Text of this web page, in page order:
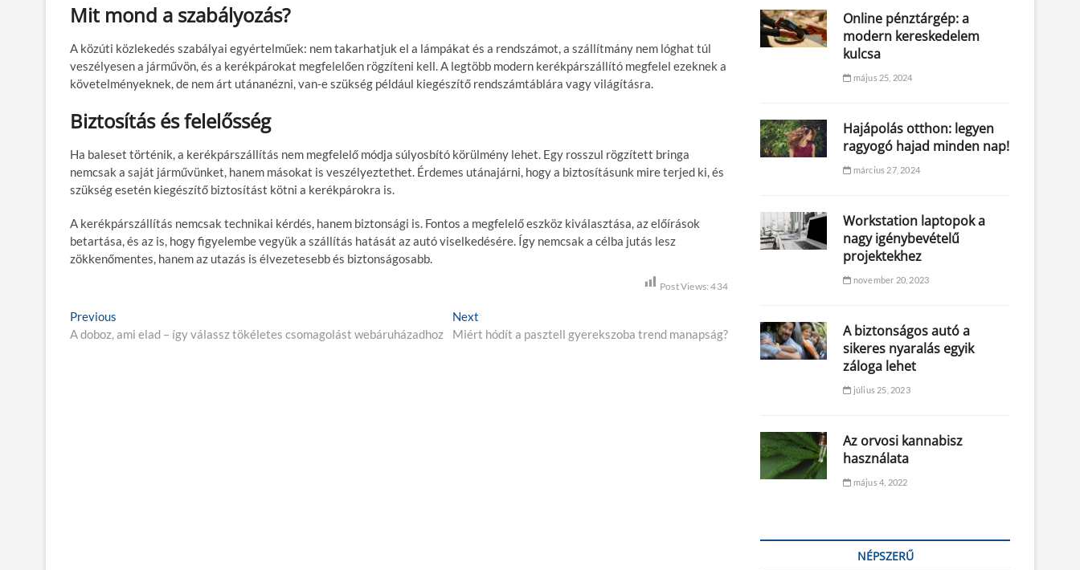
Mit mond a szabályozás?
A közúti közlekedés szabályai egyértelműek: nem takarhatjuk el a lámpákat és a rendszámot, a szállítmány nem lóghat túl
veszélyesen a járművön, és a kerékpárokat megfelelően rögzíteni kell. A legtöbb modern kerékpárszállító megfelel ezeknek a
követelményeknek, de nem árt utánanézni, van-e szükség például kiegészítő rendszámtáblára vagy világításra.
Biztosítás és felelősség
Ha baleset történik, a kerékpárszállítás nem megfelelő módja súlyosbító körülmény lehet. Egy rosszul rögzített bringa
nemcsak a saját járművünket, hanem másokat is veszélyeztethet. Érdemes utánajárni, hogy a biztosításunk mire terjed ki, és
szükség esetén kiegészítő biztosítást kötni a kerékpárokra is.
A kerékpárszállítás nemcsak technikai kérdés, hanem biztonsági is. Fontos a megfelelő eszköz kiválasztása, az előírások
betartása, és az is, hogy figyelembe vegyük a szállítás hatását az autó viselkedésére. Így nemcsak a célba jutás lesz
zökkenőmentes, hanem az utazás is élvezetesebb és biztonságosabb.
Post Views: 434
B
e
Previous
r
A doboz, ami elad – így válassz tökéletes csomagolást webáruházadhoz
Next
e
Miért hódít a pasztell gyerekszoba trend manapság?
Online pénztárgép: a
modern kereskedelem
kulcsa
május 25, 2024
Hajápolás otthon: legyen
ragyogó hajad minden nap!
március 27, 2024
Workstation laptopok a
nagy igénybevételű
projektekhez
november 20, 2023
A biztonságos autó a
sikeres nyaralás egyik
záloga lehet
július 25, 2023
Az orvosi kannabisz
használata
május 4, 2022
NÉPSZERŰ